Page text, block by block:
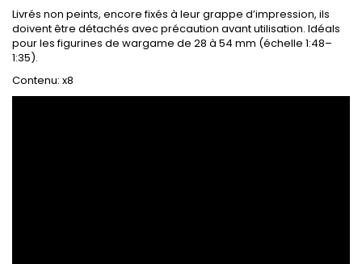
Livrés non peints, encore fixés à leur grappe d’impression, ils
doivent être détachés avec précaution avant utilisation. Idéals
pour les figurines de wargame de 28 à 54 mm (échelle 1:48–
1:35).
Contenu: x8